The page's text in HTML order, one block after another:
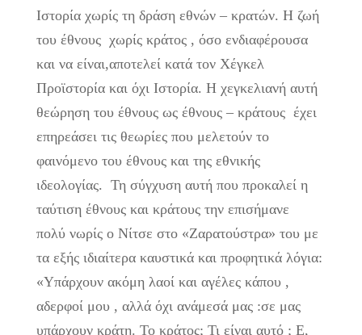
Ιστορία χωρίς τη δράση εθνών – κρατών. Η ζωή
του έθνους χωρίς κράτος , όσο ενδιαφέρουσα
και να είναι,αποτελεί κατά τον Χέγκελ
Προϊστορία και όχι Ιστορία. Η χεγκελιανή αυτή
θεώρηση του έθνους ως έθνους – κράτους έχει
επηρεάσει τις θεωρίες που μελετούν το
φαινόμενο του έθνους και της εθνικής
ιδεολογίας. Τη σύγχυση αυτή που προκαλεί η
ταύτιση έθνους και κράτους την επισήμανε
πολύ νωρίς ο Νίτσε στο «Ζαρατούστρα» του με
τα εξής ιδιαίτερα καυστικά και προφητικά λόγια:
«Υπάρχουν ακόμη λαοί και αγέλες κάπου ,
αδερφοί μου , αλλά όχι ανάμεσά μας :σε μας
υπάρχουν κράτη. Το κράτος; Τι είναι αυτό ; Ε,